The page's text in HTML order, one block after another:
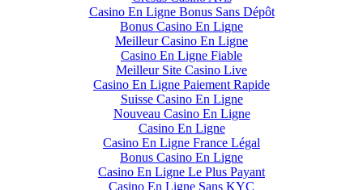
Casino En Ligne Bonus Sans Dépôt
Bonus Casino En Ligne
Meilleur Casino En Ligne
Casino En Ligne Fiable
Meilleur Site Casino Live
Casino En Ligne Paiement Rapide
Suisse Casino En Ligne
Nouveau Casino En Ligne
Casino En Ligne
Casino En Ligne France Légal
Bonus Casino En Ligne
Casino En Ligne Le Plus Payant
Casino En Ligne Sans KYC